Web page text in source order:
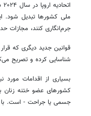
ملی کشورها تبدیل شود.
جرم‌انگاری کنند، مجازات
شناسایی کرده و تصریح
بسیاری از اقدامات مورد
کشورهای عضو ختنه زنان
جسمی یا جراحت - است. با